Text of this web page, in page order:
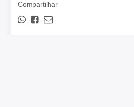
Compartilhar